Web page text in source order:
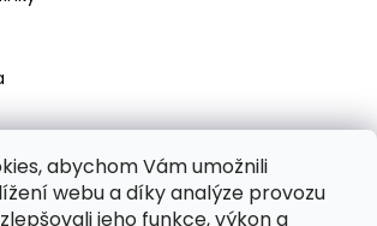
abychom Vám umožnili
webu a díky analýze provozu
jeho funkce, výkon a